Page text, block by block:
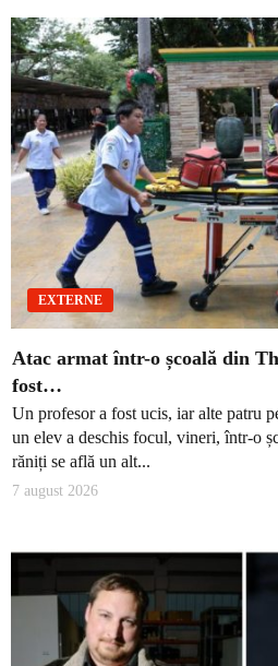
EXTERNE
Atac armat într-o școală din
fost…
Un profesor a fost ucis, iar alte patru
un elev a deschis focul, vineri, într-o
răniți se află un alt...
7 august 2026